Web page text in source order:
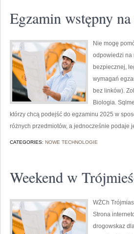
Egzamin wstępny
Nie mogę
odpowiedzi na
bezpiecznej,
wymagań
bez linków).
Biologia.
którzy chcą podejść do egzaminu 2025 w
różnych przedmiotów, a jednocześnie podaje
CATEGORIES: NOWE TECHNOLOGIE
Weekend w
WŻCh
Strona
drogowskaz